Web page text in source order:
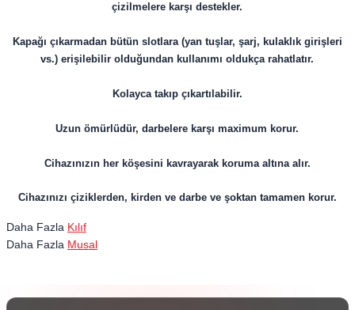
çizilmelere karşı destekler.
Kapağı çıkarmadan bütün slotlara (yan tuşlar, şarj, kulaklık girişleri
vs.) erişilebilir olduğundan kullanımı oldukça rahatlatır.
Kolayca takıp çıkartılabilir.
Uzun ömürlüdür, darbelere karşı maximum korur.
​​​​​​​Cihazınızın her köşesini kavrayarak koruma altına alır.
Cihazınızı çiziklerden, kirden ve darbe ve şoktan tamamen korur.
Daha Fazla Kılıf
Daha Fazla Musal